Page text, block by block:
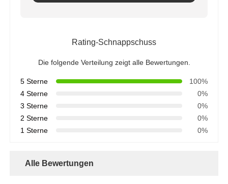
Rating-Schnappschuss
Die folgende Verteilung zeigt alle Bewertungen.
5 Sterne
100%
4 Sterne
0%
3 Sterne
0%
2 Sterne
0%
1 Sterne
0%
Alle Bewertungen